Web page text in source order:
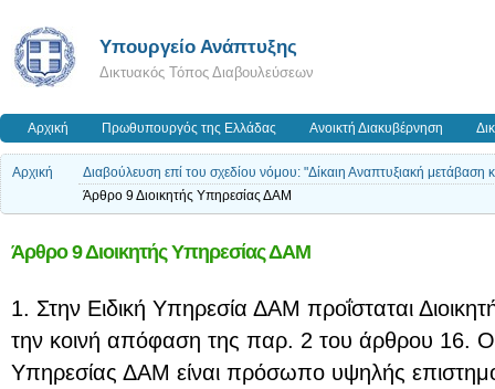
Υπουργείο Ανάπτυξης
Δικτυακός Τόπος Διαβουλεύσεων
Αρχική Πρωθυπουργός της Ελλάδας Ανοικτή Διακυβέρνηση
Αρχική
Διαβούλευση επί του σχεδίου νόμου: "Δίκαιη Αναπτυξιακή μετάβαση
Άρθρο 9 Διοικητής Υπηρεσίας ΔΑΜ
Άρθρο 9 Διοικητής Υπηρεσίας ΔΑΜ
1. Στην Ειδική Υπηρεσία ΔΑΜ προΐσταται
την κοινή απόφαση της παρ. 2 του άρθρου 16. Ο
Υπηρεσίας ΔΑΜ είναι πρόσωπο υψηλής